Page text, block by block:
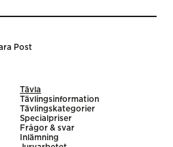
Post
Tävla
Tävlingsinformation
Tävlingskategorier
Specialpriser
Frågor & svar
Inlämning